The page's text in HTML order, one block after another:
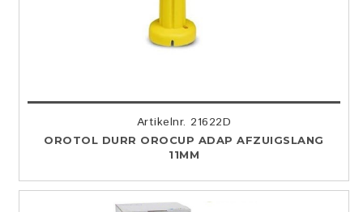
Artikelnr. 21622D
OROTOL DURR OROCUP ADAP AFZUIGSLANG
11MM